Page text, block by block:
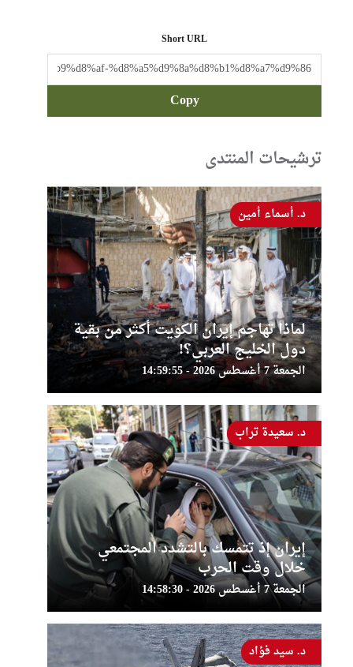
Short URL
Copy
ترشيحات المنتدى
لماذا تهاجم إيران الكويت أكثر من بقية
دول الخليج العربي؟!
الجمعة 7 أغسطس 2026 - 14:59:55
د. أسماء أمين
إيران إذ تتمسك بالتشدد المجتمعي
خلال وقت الحرب
الجمعة 7 أغسطس 2026 - 14:58:30
د. سعيدة تراب
د. سيد فؤاد